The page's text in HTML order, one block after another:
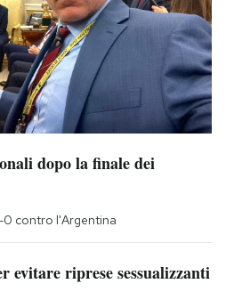
dopo la finale dei
0 contro l'Argentina
evitare riprese sessualizzanti